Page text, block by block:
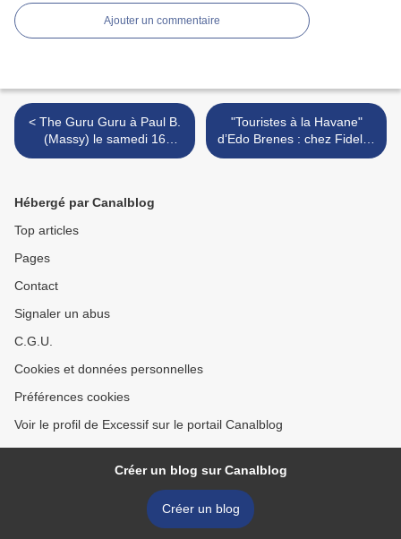
Ajouter un commentaire
< The Guru Guru à Paul B.
(Massy) le samedi 16
décembre
"Touristes à la Havane"
d’Edo Brenes : chez Fidel…
>
Hébergé par Canalblog
Top articles
Pages
Contact
Signaler un abus
C.G.U.
Cookies et données personnelles
Préférences cookies
Voir le profil de Excessif sur le portail Canalblog
Créer un blog sur Canalblog
Créer un blog